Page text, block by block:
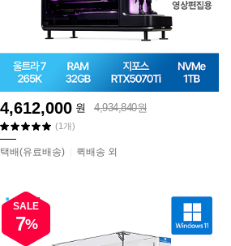
4,612,000 원 4,934,840원
(1개)
택배(유료배송) 퀵배송 외
SALE
7%